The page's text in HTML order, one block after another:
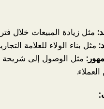
مثل زيادة المبيعات خلال
مثل بناء الولاء للعلامة
مثل الوصول إلى شريحة